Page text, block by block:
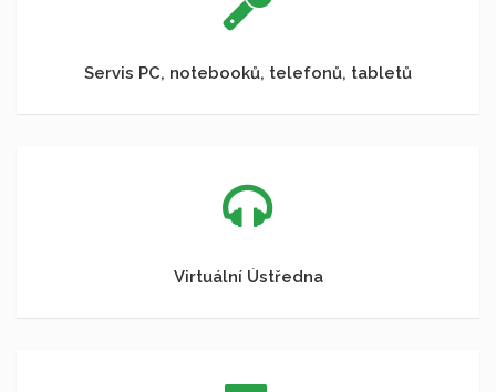
Servis PC, notebooků, telefonů, tabletů
Virtuální Ústředna